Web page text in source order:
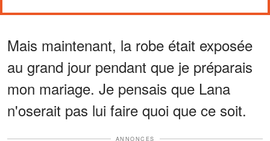
Mais maintenant, la robe était exposée
au grand jour pendant que je préparais
mon mariage. Je pensais que Lana
n'oserait pas lui faire quoi que ce soit.
ANNONCES